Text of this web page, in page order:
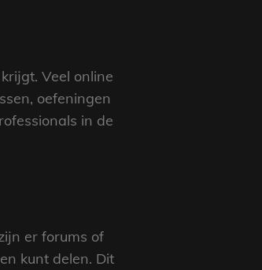
Veel online
oefeningen
in de
er forums of
kunt delen. Dit